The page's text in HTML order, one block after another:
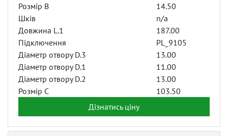
Розмір B
14.50
Шків
n/a
Довжина L.1
187.00
Підключення
PL_9105
Діаметр отвору D.3
13.00
Діаметр отвору D.1
11.00
Діаметр отвору D.2
13.00
Розмір C
103.50
Дізнатись ціну